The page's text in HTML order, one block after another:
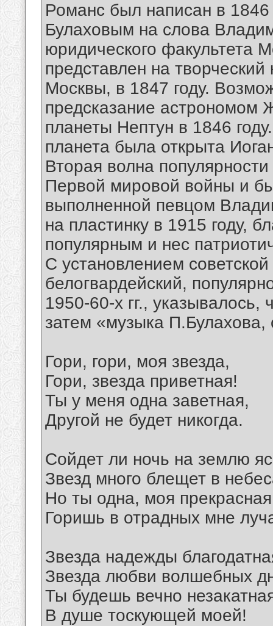
Романс был написан в
Булаховым на слова
юридического факультета
представлен на
Москвы, в 1847 году.
предсказание астрономом
планеты Нептун в 1846
планета была открыта
Вторая волна
Первой мировой войны и
выполненной певцом
на пластинку в 1915 году,
популярным и нес
С установлением
белогвардейский,
1950-60-х гг.,
затем «музыка
Гори, гори, моя звезда,
Гори, звезда приветная!
Ты у меня одна заветная,
Другой не будет никогда.
Сойдет ли ночь на землю
Звезд много блещет в
Но ты одна, моя
Горишь в отрадных мне
Звезда надежды
Звезда любви волшебных
Ты будешь вечно
В душе тоскующей моей!